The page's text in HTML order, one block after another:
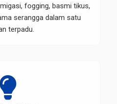
fogging, basmi tikus,
serangga dalam satu
terpadu.